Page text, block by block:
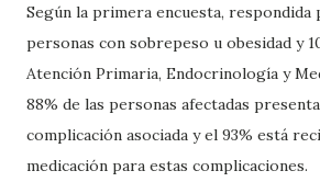
Según la primera encuesta, respondida
personas con sobrepeso u obesidad y
Atención Primaria, Endocrinología y
88% de las personas afectadas
complicación asociada y el 93% está
medicación para estas complicaciones.